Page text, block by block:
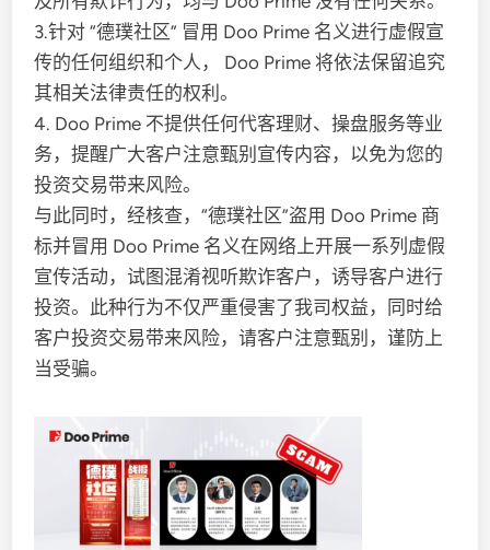
3.针对 “德璞社区” 冒用 Doo Prime 名义进行虚假宣
传的任何组织和个人， Doo Prime 将依法保留追究
其相关法律责任的权利。
4. Doo Prime 不提供任何代客理财、操盘服务等业
务，提醒广大客户注意甄别宣传内容，以免为您的
投资交易带来风险。
与此同时，经核查，“德璞社区”盗用 Doo Prime 商
标并冒用 Doo Prime 名义在网络上开展一系列虚假
宣传活动，试图混淆视听欺诈客户，诱导客户进行
投资。此种行为不仅严重侵害了我司权益，同时给
客户投资交易带来风险，请客户注意甄别，谨防上
当受骗。